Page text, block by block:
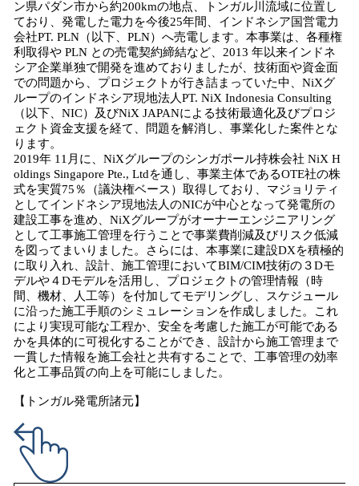
ン県パダン市から約200kmの地点、トンガル川流域に位置し
ており、発電した電力を今後25年間、インドネシア国営電力
会社PT. PLN（以下、PLN）へ売電します。本事業は、各種権
利取得や PLN との売電契約締結など、2013 年以来インドネ
シア企業単独で開発を進めておりましたが、技術面や資金面
での問題から、プロジェクトが行き詰まっていた中、NiXグ
ループのインドネシア現地法人PT. NiX Indonesia Consulting
（以下、NIC）及びNiX JAPANによる技術最適化及びプロジ
ェクト資金支援を経て、問題を解消し、事業化した案件とな
ります。
2019年 11月に、NiXグループのシンガポール持株会社 NiX H
oldings Singapore Pte., Ltdを通し、事業主体であるOTE社の株
式を実質75％（議決権ベース）取得しており、マジョリティ
としてインドネシア現地法人のNICが中心となって発電所の
建設工事を進め、NiXグループがオーナーエンジニアリング
として工事施工管理を行うことで事業費削減及びリスク低減
を図ってまいりました。さらには、本事業に建設DXを積極的
に取り入れ、設計、施工管理においてBIM/CIM技術の３Dモ
デルや４Dモデルを活用し、プロジェクトの管理情報（時
間、機材、人工等）を付加してモデリングし、スケジュール
に沿った施工手順のシミュレーションを作成しました。これ
により実現可能な工程か、安全を考慮した施工が可能である
かを具体的に可視化することができ、設計から施工管理まで
一貫した情報を施工会社と共有することで、工事管理の効率
化と工事品質の向上を可能にしました。
【トンガル発電所諸元】